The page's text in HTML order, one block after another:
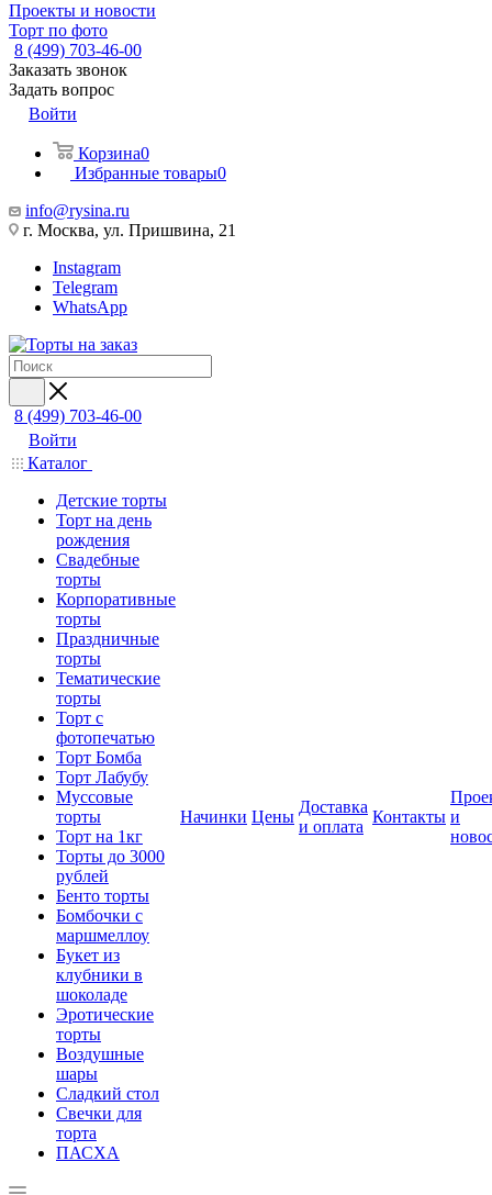
Проекты и новости
Торт по фото
8 (499) 703-46-00
Заказать звонок
Задать вопрос
Войти
Корзина0
Избранные товары0
info@rysina.ru
г. Москва, ул. Пришвина, 21
Instagram
Telegram
WhatsApp
8 (499) 703-46-00
Войти
Каталог
Детские торты
Торт на день
рождения
Свадебные
торты
Корпоративные
торты
Праздничные
торты
Тематические
торты
Торт с
фотопечатью
Торт Бомба
Торт Лабубу
Муссовые
торты
Торт на 1кг
Торты до 3000
рублей
Бенто торты
Бомбочки с
маршмеллоу
Букет из
клубники в
шоколаде
Эротические
торты
Воздушные
шары
Сладкий стол
Свечки для
торта
ПАСХА
Начинки Цены
Доставка
и оплата
Контакты и